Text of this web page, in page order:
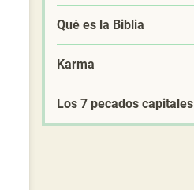
Qué es la Biblia
Karma
Los 7 pecados capitales